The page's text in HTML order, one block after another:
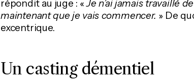
répondit au juge : «Je n’ai jamais travaillé
maintenant que je vais commencer. » De
excentrique.
Un casting démentiel